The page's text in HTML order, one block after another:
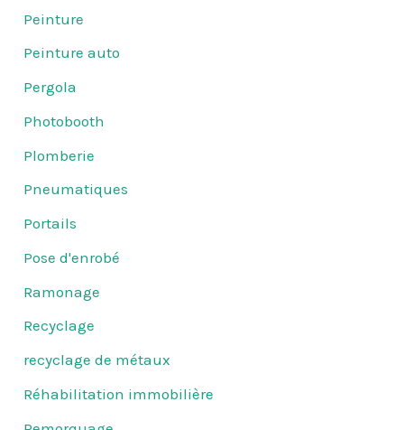
Peinture
Peinture auto
Pergola
Photobooth
Plomberie
Pneumatiques
Portails
Pose d'enrobé
Ramonage
Recyclage
recyclage de métaux
Réhabilitation immobilière